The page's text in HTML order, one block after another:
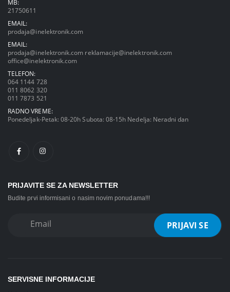
MB:
21750611
EMAIL:
prodaja@inelektronik.com
EMAIL:
prodaja@inelektronik.com reklamacije@inelektronik.com
office@inelektronik.com
TELEFON:
064 1144 728
011 8062 320
011 7873 521
RADNO VREME:
Ponedeljak-Petak: 08-20h Subota: 08-15h Nedelja: Neradni dan
PRIJAVITE SE ZA NEWSLETTER
Budite prvi informisani o nasim novim ponudama!!!
SERVISNE INFORMACIJE